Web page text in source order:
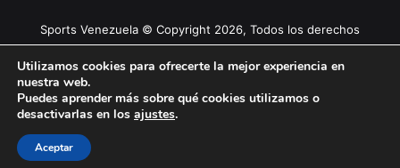
Sports Venezuela © Copyright 2026, Todos los derechos
Facebook
X YouTubeInstagram
Utilizamos cookies para ofrecerte la mejor experiencia en
nuestra web.
Puedes aprender más sobre qué cookies utilizamos o
desactivarlas en los ajustes.
Aceptar